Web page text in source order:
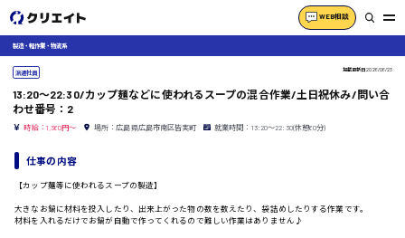
WEB相談
製造・軽作業・物流系
派遣社員 掲載更新日2026/06/23
13:20〜22:30/カップ麺などに使われるスープの混合作業/土日祝休み/問い合
わせ番号：2
時給：1,360円～ 場所：広島県広島市南区皆実町 就業時間：13:20〜22:30(休憩60分)
仕事の内容
【カップ麺等に使われるスープの製造】
大きなお鍋に材料を投入したり、出来上がった物の数を数えたり、袋詰めしたりする作業です。
材料を入れるだけでお鍋が自動で作ってくれるので難しい作業はありません♪